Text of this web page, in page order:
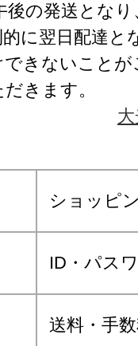
の発送となり
に翌日配達と
きないこと
きます。
ショッピ
ID・パス
送料・手